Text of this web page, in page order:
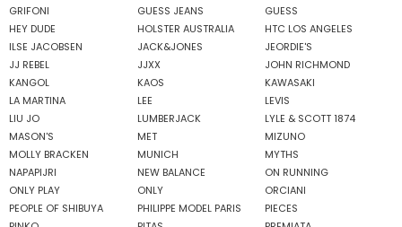
GRIFONI
GUESS JEANS
GUESS
HEY DUDE
HOLSTER AUSTRALIA
HTC LOS ANGELES
ILSE JACOBSEN
JACK&JONES
JEORDIE'S
JJ REBEL
JJXX
JOHN RICHMOND
KANGOL
KAOS
KAWASAKI
LA MARTINA
LEE
LEVIS
LIU JO
LUMBERJACK
LYLE & SCOTT 1874
MASON'S
MET
MIZUNO
MOLLY BRACKEN
MUNICH
MYTHS
NAPAPIJRI
NEW BALANCE
ON RUNNING
ONLY PLAY
ONLY
ORCIANI
PEOPLE OF SHIBUYA
PHILIPPE MODEL PARIS
PIECES